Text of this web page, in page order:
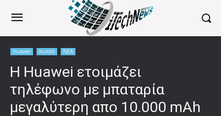
Huawei Κινητά ΝΕΑ
Η Huawei ετοιμάζει
τηλέφωνο με μπαταρία
μεγαλύτερη απο 10.000 mAh